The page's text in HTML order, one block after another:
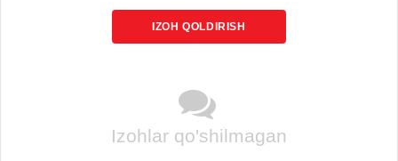
IZOH QOLDIRISH
Izohlar qo'shilmagan